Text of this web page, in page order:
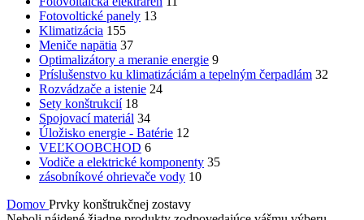
Fotovoltické panely 13
Klimatizácia 155
Meniče napätia 37
Optimalizátory a meranie energie 9
Príslušenstvo ku klimatizáciám a tepelným čerpadlám 32
Rozvádzače a istenie 24
Sety konštrukcií 18
Spojovací materiál 34
Úložisko energie - Batérie 12
VEĽKOOBCHOD 6
Vodiče a elektrické komponenty 35
zásobníkové ohrievače vody 10
Domov Prvky konštrukčnej zostavy